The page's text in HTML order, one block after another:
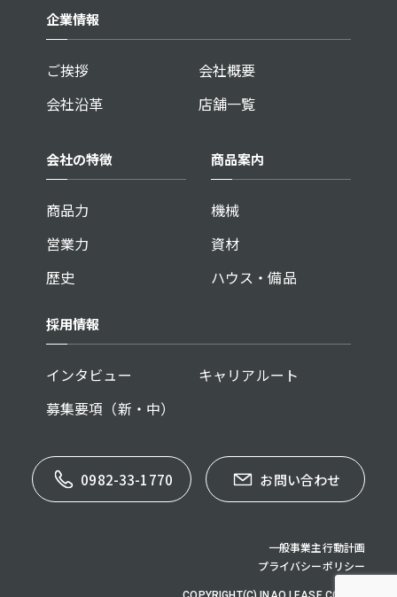
企業情報
ご挨拶
会社概要
会社沿革
店舗一覧
会社の特徴
商品力
営業力
歴史
商品案内
機械
資材
ハウス・備品
採用情報
インタビュー
キャリアルート
募集要項（新・中）
0982-33-1770 お問い合わせ
一般事業主行動計画
プライバシーポリシー